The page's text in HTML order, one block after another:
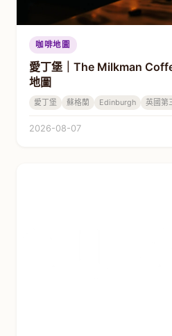
咖啡地圖
愛丁堡｜The Milkman
地圖
愛丁堡 蘇格蘭 Edinburgh 英國第
2026-08-07